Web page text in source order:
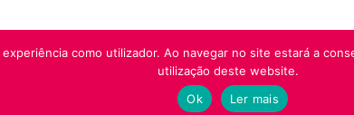
como utilizador. Ao navegar no site estará a
utilização deste website.
Ok
Ler mais